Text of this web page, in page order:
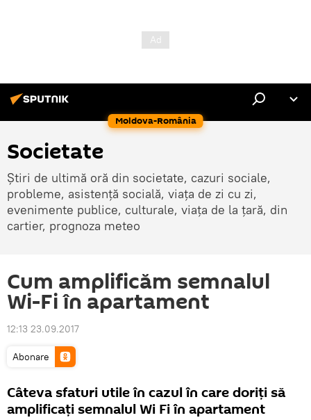
Moldova-România
Societate
Știri de ultimă oră din societate, cazuri sociale,
probleme, asistență socială, viața de zi cu zi,
evenimente publice, culturale, viața de la țară, din
cartier, prognoza meteo
Cum amplificăm semnalul
Wi-Fi în apartament
12:13 23.09.2017
Abonare
Câteva sfaturi utile în cazul în care doriți să
amplificați semnalul Wi Fi în apartament